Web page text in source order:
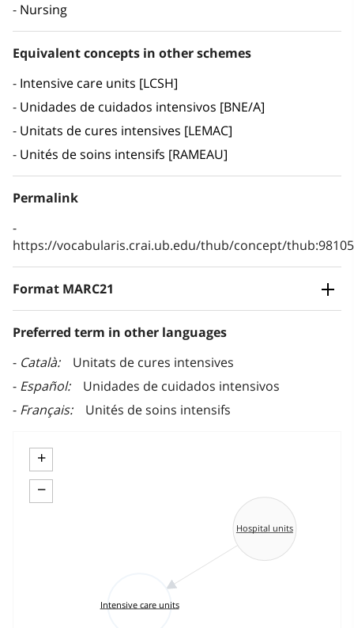
Nursing
Equivalent concepts in other schemes
Intensive care units [LCSH]
Unidades de cuidados intensivos [BNE/A]
Unitats de cures intensives [LEMAC]
Unités de soins intensifs [RAMEAU]
Permalink
https://vocabularis.crai.ub.edu/thub/concept/
Format MARC21
Preferred term in other languages
Català
Unitats de cures intensives
Español
Unidades de cuidados intensivos
Français
Unités de soins intensifs
+
−
Intensive care units
Hospital units